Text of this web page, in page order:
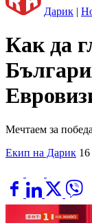
Дарик |
Как да
Мечтаем за
Екип на Дарик